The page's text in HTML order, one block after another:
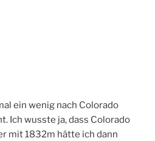
ein wenig nach Colorado
Ich wusste ja, dass Colorado
mit 1832m hätte ich dann